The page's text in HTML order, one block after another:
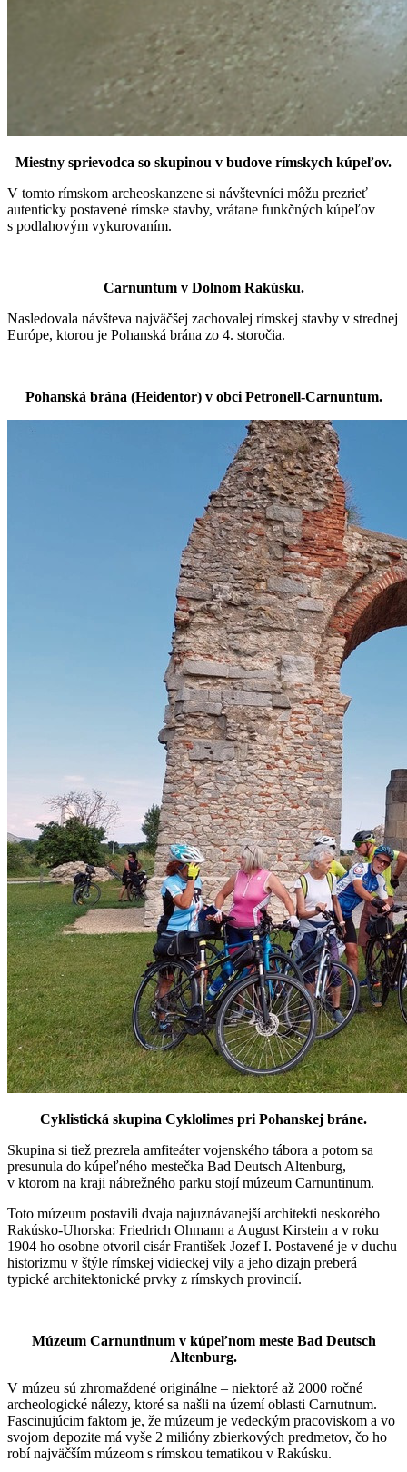
Miestny sprievodca so skupinou v budove rímskych kúpeľov.
V tomto rímskom archeoskanzene si návštevníci môžu prezrieť
autenticky postavené rímske stavby, vrátane funkčných kúpeľov
s podlahovým vykurovaním.
Carnuntum v Dolnom Rakúsku.
Nasledovala návšteva najväčšej zachovalej rímskej stavby v strednej
Európe, ktorou je Pohanská brána zo 4. storočia.
Pohanská brána (Heidentor) v obci Petronell-Carnuntum.
Cyklistická skupina Cyklolimes pri Pohanskej bráne.
Skupina si tiež prezrela amfiteáter vojenského tábora a potom sa
presunula do kúpeľného mestečka Bad Deutsch Altenburg,
v ktorom na kraji nábrežného parku stojí múzeum Carnuntinum.
Toto múzeum postavili dvaja najuznávanejší architekti neskorého
Rakúsko-Uhorska: Friedrich Ohmann a August Kirstein a v roku
1904 ho osobne otvoril cisár František Jozef I. Postavené je v duchu
historizmu v štýle rímskej vidieckej vily a jeho dizajn preberá
typické architektonické prvky z rímskych provincií.
Múzeum Carnuntinum v kúpeľnom meste Bad Deutsch
Altenburg.
V múzeu sú zhromaždené originálne – niektoré až 2000 ročné
archeologické nálezy, ktoré sa našli na území oblasti Carnutnum.
Fascinujúcim faktom je, že múzeum je vedeckým pracoviskom a vo
svojom depozite má vyše 2 milióny zbierkových predmetov, čo ho
robí najväčším múzeom s rímskou tematikou v Rakúsku.